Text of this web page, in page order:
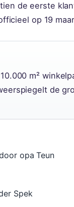
de eerste
op 19
m²
de
opa Teun
Spek